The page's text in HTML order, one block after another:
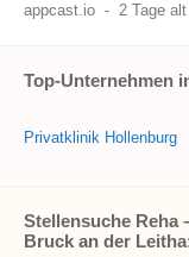
appcast.io - 2 Tage alt
Top-Unternehmen
Privatklinik Hollenburg
Stellensuche Reha
Bruck an der